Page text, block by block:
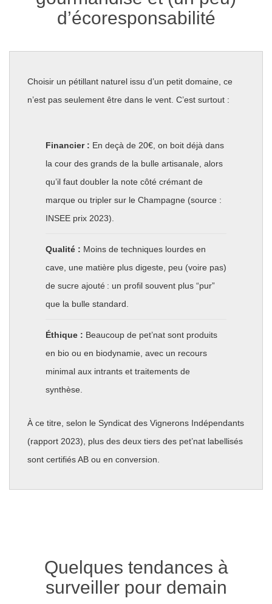
d’écoresponsabilité
Choisir un pétillant naturel issu d’un petit domaine, ce
n’est pas seulement être dans le vent. C’est surtout :
Financier : En deçà de 20€, on boit déjà dans
la cour des grands de la bulle artisanale, alors
qu’il faut doubler la note côté crémant de
marque ou tripler sur le Champagne (source :
INSEE prix 2023).
Qualité : Moins de techniques lourdes en
cave, une matière plus digeste, peu (voire pas)
de sucre ajouté : un profil souvent plus “pur”
que la bulle standard.
Éthique : Beaucoup de pet’nat sont produits
en bio ou en biodynamie, avec un recours
minimal aux intrants et traitements de
synthèse.
À ce titre, selon le Syndicat des Vignerons Indépendants
(rapport 2023), plus des deux tiers des pet’nat labellisés
sont certifiés AB ou en conversion.
Quelques tendances à
surveiller pour demain